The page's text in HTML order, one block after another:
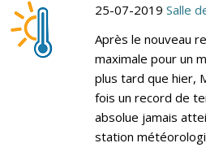
25-07-2019 Salle
Après le nouveau
maximale pour un
plus tard que hier,
fois un record de
absolue jamais
station